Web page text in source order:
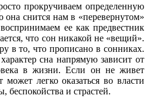
прокручиваем определенную
она снится нам в «перевернутом»
ее как предвестник
что сон никакой не «вещий».
в то, что прописано в сонниках.
сна напрямую зависит от
в жизни. Если он не живет
легко оказаться во власти
беспокойства и страстей.